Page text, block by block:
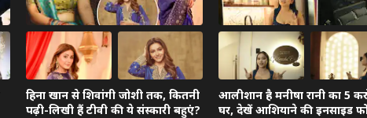
हिना खान से शिवांगी जोशी तक, कितनी
पढ़ी-लिखी हैं टीवी की ये संस्कारी बहुएं?
आलीशान है मनीषा रानी का 5
घर, देखें आशियाने की इनसाइड